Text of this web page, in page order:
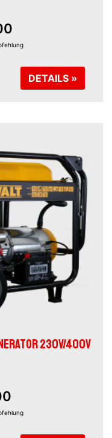
DETAILS »
230V/400V